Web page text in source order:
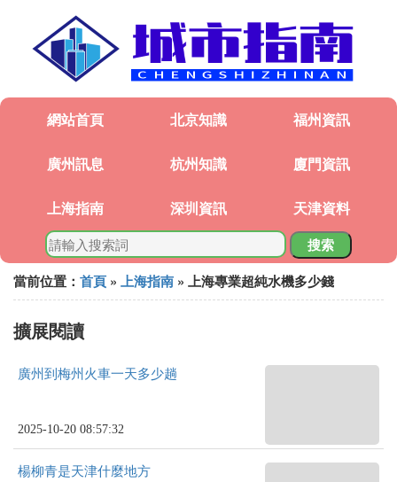
網站首頁 北京知識 福州資訊
廣州訊息 杭州知識 廈門資訊
上海指南 深圳資訊 天津資料
搜索
當前位置： 首頁 » 上海指南 » 上海專業超純水機多少錢
擴展閱讀
廣州到梅州火車一天多少趟
2025-10-20 08:57:32
楊柳青是天津什麼地方